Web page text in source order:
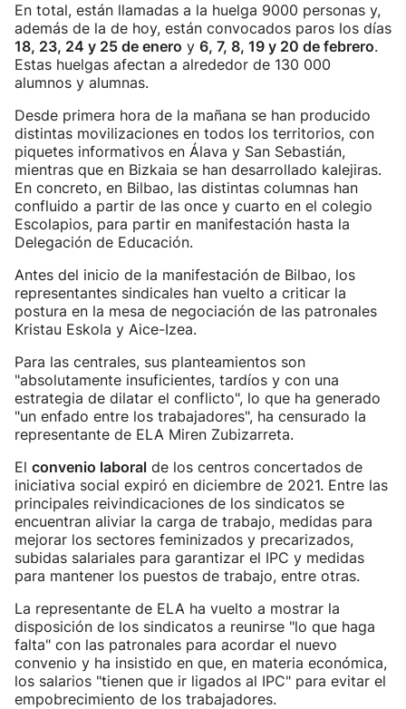
En total, están llamadas a la huelga 9000 personas y,
además de la de hoy, están convocados paros los días
18, 23, 24 y 25 de enero y 6, 7, 8, 19 y 20 de febrero.
Estas huelgas afectan a alrededor de 130 000
alumnos y alumnas.
Desde primera hora de la mañana se han producido
distintas movilizaciones en todos los territorios, con
piquetes informativos en Álava y San Sebastián,
mientras que en Bizkaia se han desarrollado kalejiras.
En concreto, en Bilbao, las distintas columnas han
confluido a partir de las once y cuarto en el colegio
Escolapios, para partir en manifestación hasta la
Delegación de Educación.
Antes del inicio de la manifestación de Bilbao, los
representantes sindicales han vuelto a criticar la
postura en la mesa de negociación de las patronales
Kristau Eskola y Aice-Izea.
Para las centrales, sus planteamientos son
"absolutamente insuficientes, tardíos y con una
estrategia de dilatar el conflicto", lo que ha generado
"un enfado entre los trabajadores", ha censurado la
representante de ELA Miren Zubizarreta.
El convenio laboral de los centros concertados de
iniciativa social expiró en diciembre de 2021. Entre las
principales reivindicaciones de los sindicatos se
encuentran aliviar la carga de trabajo, medidas para
mejorar los sectores feminizados y precarizados,
subidas salariales para garantizar el IPC y medidas
para mantener los puestos de trabajo, entre otras.
La representante de ELA ha vuelto a mostrar la
disposición de los sindicatos a reunirse "lo que haga
falta" con las patronales para acordar el nuevo
convenio y ha insistido en que, en materia económica,
los salarios "tienen que ir ligados al IPC" para evitar el
empobrecimiento de los trabajadores.